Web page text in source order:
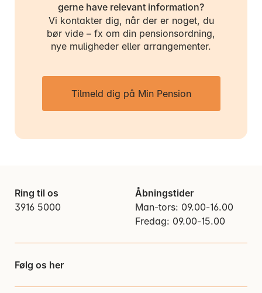
gerne have relevant information?
Vi kontakter dig, når der er noget, du
bør vide – fx om din pensionsordning,
nye muligheder eller arrangementer.
Tilmeld dig på Min Pension
Ring til os
3916 5000
Åbningstider
Man-tors: 09.00-16.00
Fredag: 09.00-15.00
Følg os her